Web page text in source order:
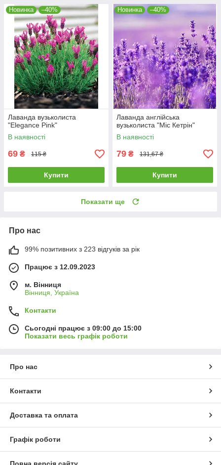
Новинка –40%
Лаванда вузьколиста
"Elegance Pink"
В наявності
69 ₴ 115 ₴
Купити
Новинка –40%
Лаванда англійська
вузьколиста "Міс Кетрін"
В наявності
79 ₴ 131,67 ₴
Купити
Показати ще
Про нас
99% позитивних з 223 відгуків за рік
Працює з 12.09.2023
м. Вінниця
Вінниця, Україна
Контакти
Сьогодні працює з 09:00 до 15:00
Показати весь графік роботи
Про нас
Контакти
Доставка та оплата
Графік роботи